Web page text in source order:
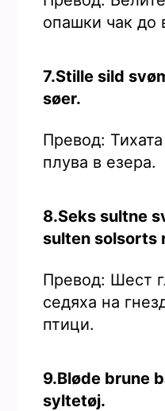
опашки чак до
7.Stille sild
søer.
Превод:
плува в езера.
8.Seks sultne
sulten solsorts
Превод: Шест
седяха на
птици.
9.Bløde brune
syltetøj.